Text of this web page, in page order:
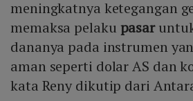
meningkatnya ketegangan
memaksa pelaku pasar
dananya pada instrumen
aman seperti dolar AS dan
kata Reny dikutip dari